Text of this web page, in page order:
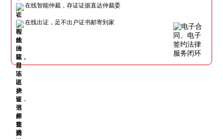
在线智能仲裁，存证证据直达仲裁委
在线出证，足不出户证书邮寄到家